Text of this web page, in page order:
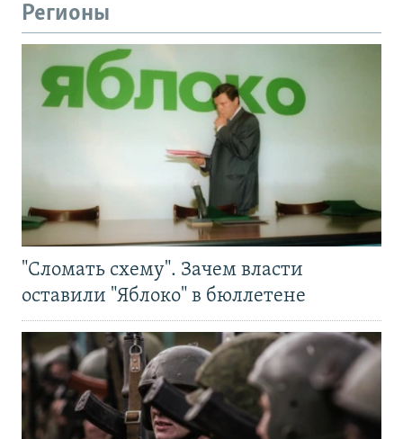
Регионы
"Сломать схему". Зачем власти
оставили "Яблоко" в бюллетене